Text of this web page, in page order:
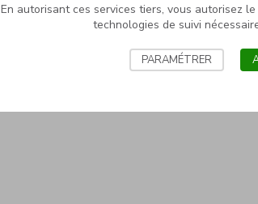
En autorisant ces services tiers, vous autorisez
technologies de suivi
PARAMÉTRER